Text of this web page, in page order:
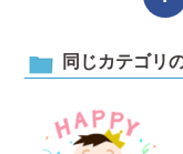
同じカテゴリ